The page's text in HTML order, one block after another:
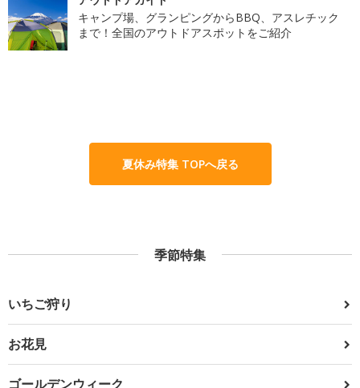
キャンプ場、グランピングからBBQ、アスレチック
まで！全国のアウトドアスポットをご紹介
夏休み特集 TOPへ戻る
季節特集
いちご狩り
お花見
ゴールデンウィーク